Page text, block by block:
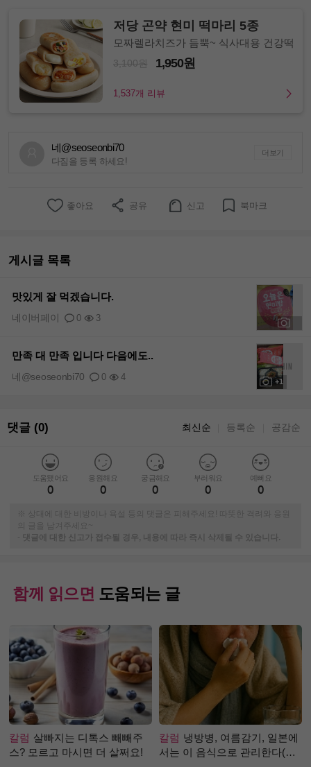
저당 곤약 현미 떡마리 5종
모짜렐라치즈가 듬뿍~ 식사대용 건강떡
3,100원 1,950원
1,537개 리뷰
네@seoseonbi70
다짐을 등록 하세요!
더보기
좋아요 공유 신고 북마크
게시글 목록
맛있게 잘 먹겠습니다.
0 3
네이버페이
+1
만족 대 만족 입니다 다음에도..
0 4
네@seoseonbi70
댓글 (0) 최신순 등록순 공감순
도움됐어요
0
응원해요
0
궁금해요
0
부러워요
0
예뻐요
0
※ 상대에 대한 비방이나 욕설 등의 댓글은 피해주세요! 따뜻한 격려와 응원
-
댓글에 대한 신고가 접수될 경우, 내용에 따라 즉시 삭제될 수 있습니다.
함께 읽으면 도움되는 글
칼럼 살빠지는 디톡스 빼빼주
스? 모르고 마시면 더 살쩌요!
칼럼 냉방병, 여름감기, 일본에
서는 이 음식으로 관리한다(생